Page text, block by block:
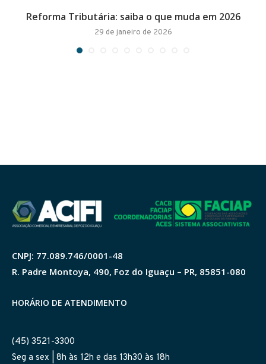
Reforma Tributária: saiba o que muda em 2026
29 de janeiro de 2026
CNPJ: 77.089.746/0001-48
R. Padre Montoya, 490, Foz do Iguaçu – PR, 85851-080
HORÁRIO DE ATENDIMENTO
(45) 3521-3300
Seg a sex | 8h às 12h e das 13h30 às 18h